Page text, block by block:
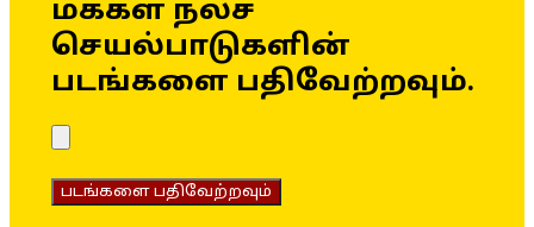
மக்கள் நலச்
செயல்பாடுகளின்
படங்களை பதிவேற்றவும்.
படங்களை பதிவேற்றவும்